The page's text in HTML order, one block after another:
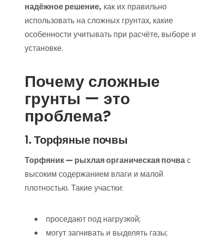
надёжное решение, как их правильно
использовать на сложных грунтах, какие
особенности учитывать при расчёте, выборе и
установке.
Почему сложные
грунты — это
проблема?
1. Торфяные почвы
Торфяник — рыхлая органическая почвас
высоким содержанием влаги и малой
плотностью. Такие участки:
проседают под нагрузкой;
могут загнивать и выделять газы;